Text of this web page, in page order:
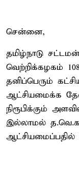
சென்னை,
தமிழ்நாடு
வெற்றிக்கழகம்
தனிப்பெரும்
ஆட்சியமைக்க
நிரூபிக்கும்
இல்லாமல்
ஆட்சியமைப்பதில்